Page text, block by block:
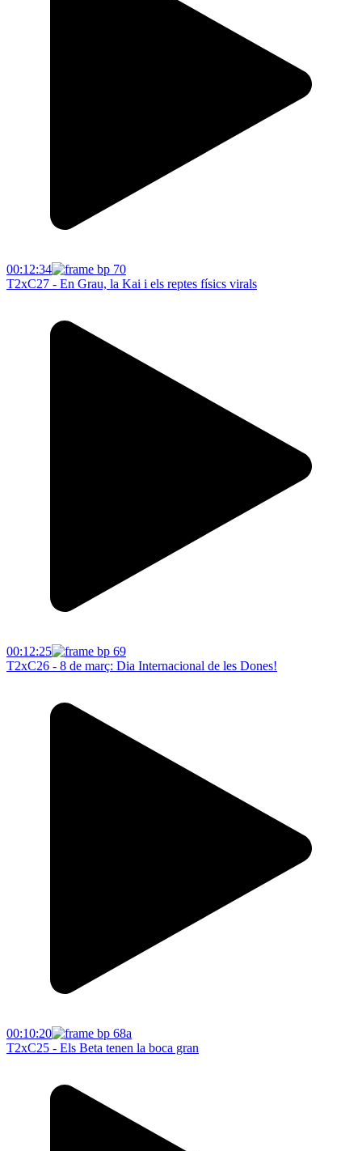
00:12:34
T2xC27 - En Grau, la Kai i els reptes físics virals
00:12:25
T2xC26 - 8 de març: Dia Internacional de les Dones!
00:10:20
T2xC25 - Els Beta tenen la boca gran